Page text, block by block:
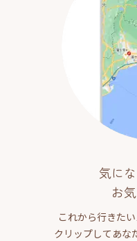
気に
お
これから行きた
クリップしてあな